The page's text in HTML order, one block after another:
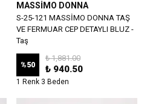
MASSİMO DONNA
S-25-121 MASSİMO DONNA TAŞ
VE FERMUAR CEP DETAYLI BLUZ -
Taş
%50
₺ 1,881.00
₺ 940.50
1 Renk 3 Beden